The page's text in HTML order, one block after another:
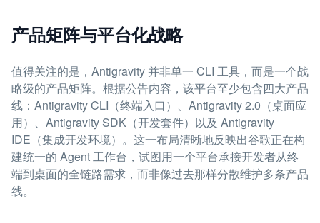
产品矩阵与平台化战略
值得关注的是，Antigravity 并非单一 CLI 工具，而是一个战
略级的产品矩阵。根据公告内容，该平台至少包含四大产品
线：Antigravity CLI（终端入口）、Antigravity 2.0（桌面应
用）、Antigravity SDK（开发套件）以及 Antigravity
IDE（集成开发环境）。这一布局清晰地反映出谷歌正在构
建统一的 Agent 工作台，试图用一个平台承接开发者从终
端到桌面的全链路需求，而非像过去那样分散维护多条产品
线。